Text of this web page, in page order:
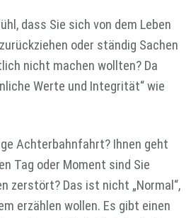
dass Sie sich von dem Leben
oder ständig Sachen
nicht machen wollten? Da
Werte und Integrität“ wie
Achterbahnfahrt? Ihnen geht
Tag oder Moment sind Sie
zerstört? Das ist nicht „Normal“,
erzählen wollen. Es gibt einen